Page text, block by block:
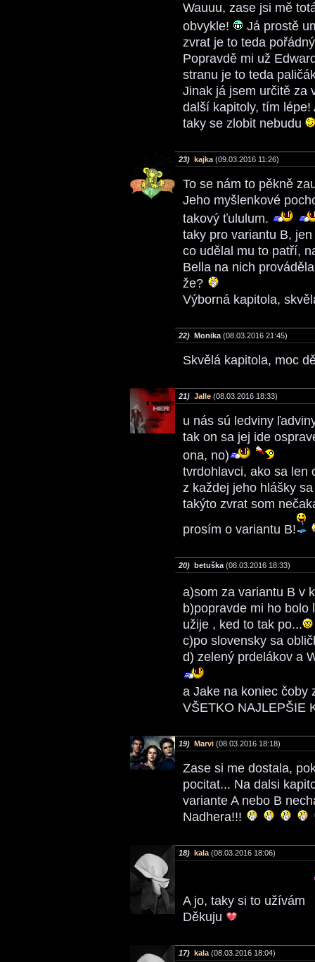
Wauuu, zase jsi mě
obvykle!
Já prostě
zvrat je to teda
Popravdě mi už
stranu je to teda
Jinak já jsem určitě za
další kapitoly, tím
taky se zlobit nebudu
23) kajka (09.03.2016 11:26)
To se nám to pěkně
Jeho myšlenkové
takový ťululum.
taky pro variantu B,
co udělal mu to patří,
Bella na nich
že?
Výborná kapitola,
22) Monika (08.03.2016 21:45)
Skvělá kapitola, moc
21) Jalle (08.03.2016 18:33)
u nás sú ledviny
tak on sa jej ide
ona, no)
tvrdohlavci, ako sa len
z každej jeho hlášky
takýto zvrat som
prosím o variantu B!
20) betuška (08.03.2016 18:33)
a)som za variantu B v
b)popravde mi ho
užije , ked to tak po...
c)po slovensky sa
d) zelený prdelákov a
a Jake na koniec čoby
VŠETKO NAJLEPŠIE
19) Marvi (08.03.2016 18:18)
Zase si me dostala,
pocitat... Na dalsi
variante A nebo B
Nadhera!!!
18) kala (08.03.2016 18:06)
A jo, taky si to užívám
Děkuju
17) kala (08.03.2016 18:04)